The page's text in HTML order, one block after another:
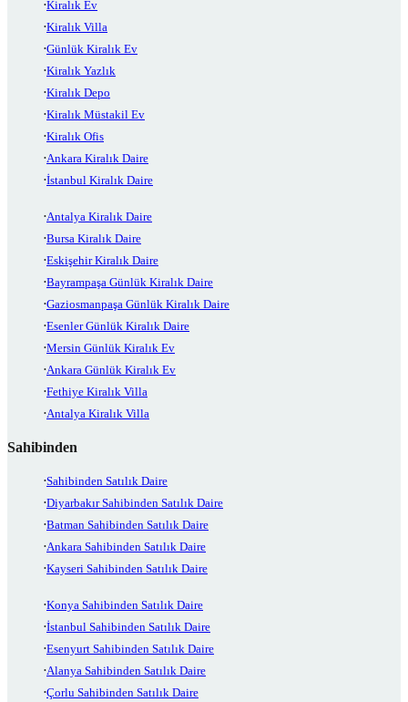
Kiralık Ev
Kiralık Villa
Günlük Kiralık Ev
Kiralık Yazlık
Kiralık Depo
Kiralık Müstakil Ev
Kiralık Ofis
Ankara Kiralık Daire
İstanbul Kiralık Daire
Antalya Kiralık Daire
Bursa Kiralık Daire
Eskişehir Kiralık Daire
Bayrampaşa Günlük Kiralık Daire
Gaziosmanpaşa Günlük Kiralık Daire
Esenler Günlük Kiralık Daire
Mersin Günlük Kiralık Ev
Ankara Günlük Kiralık Ev
Fethiye Kiralık Villa
Antalya Kiralık Villa
Sahibinden
Sahibinden Satılık Daire
Diyarbakır Sahibinden Satılık Daire
Batman Sahibinden Satılık Daire
Ankara Sahibinden Satılık Daire
Kayseri Sahibinden Satılık Daire
Konya Sahibinden Satılık Daire
İstanbul Sahibinden Satılık Daire
Esenyurt Sahibinden Satılık Daire
Alanya Sahibinden Satılık Daire
Çorlu Sahibinden Satılık Daire